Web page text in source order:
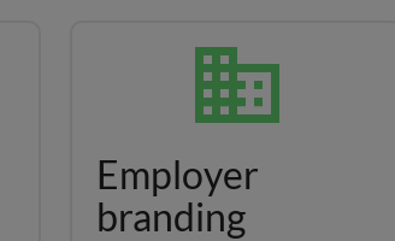
Employer
branding